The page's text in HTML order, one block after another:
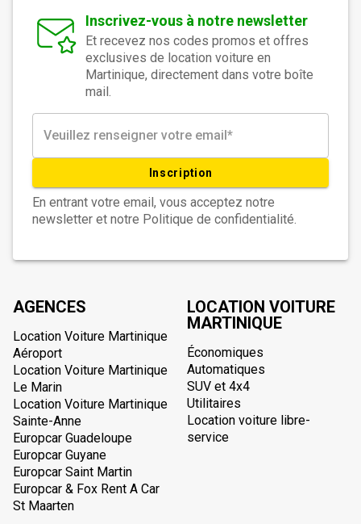
Inscrivez-vous à notre newsletter
Et recevez nos codes promos et offres
exclusives de location voiture en
Martinique, directement dans votre boîte
mail.
Inscription
En entrant votre email, vous acceptez notre
newsletter et notre Politique de confidentialité.
AGENCES
Location Voiture Martinique
Aéroport
Location Voiture Martinique
Le Marin
Location Voiture Martinique
Sainte-Anne
Europcar Guadeloupe
Europcar Guyane
Europcar Saint Martin
Europcar & Fox Rent A Car
St Maarten
LOCATION VOITURE
MARTINIQUE
Économiques
Automatiques
SUV et 4x4
Utilitaires
Location voiture libre-
service